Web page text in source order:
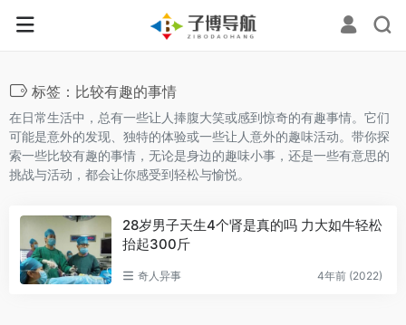
标签：比较有趣的事情
在日常生活中，总有一些让人捧腹大笑或感到惊奇的有趣事情。它们
可能是意外的发现、独特的体验或一些让人意外的趣味活动。带你探
索一些比较有趣的事情，无论是身边的趣味小事，还是一些有意思的
挑战与活动，都会让你感受到轻松与愉悦。
28岁男子天生4个肾是真的吗 力大如牛轻松
抬起300斤
奇人异事 4年前 (2022)